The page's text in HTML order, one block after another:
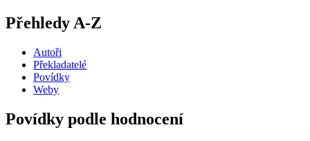
Přehledy A-Z
Autoři
Překladatelé
Povídky
Weby
Povídky podle hodnocení